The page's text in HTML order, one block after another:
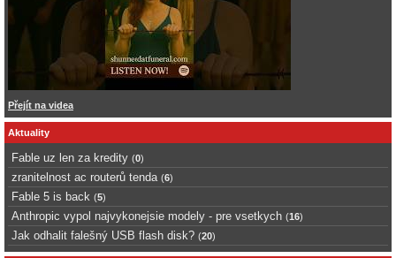
Přejít na videa
Aktuality
Fable uz len za kredity (0)
zranitelnost ac routerů tenda (6)
Fable 5 is back (5)
Anthropic vypol najvykonejsie modely - pre vsetkych (16)
Jak odhalit falešný USB flash disk? (20)